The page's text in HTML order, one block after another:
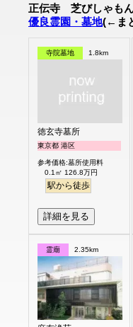
正伝寺 芝びしゃも
優良霊園・墓地(←ま
寺院墓地 1.8km
徳玄寺墓所
東京都 港区
参考価格:墓所使用料
0.1㎡ 126.8万円
駅から徒歩
詳細を見る
霊廟 2.35km